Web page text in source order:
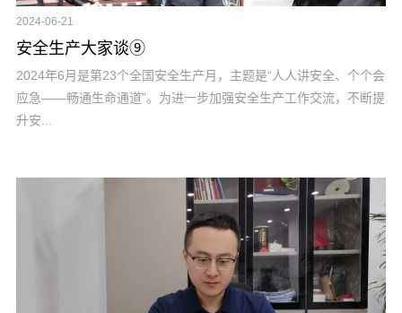
2024-06-21
安全生产大家谈⑨
2024年6月是第23个全国安全生产月，主题是“人人讲安全、个个会
应急——畅通生命通道”。为进一步加强安全生产工作交流，不断提
升安...